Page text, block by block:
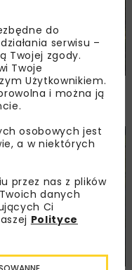
inwestycji
WIADOMOŚCI
do
serwisu –
Twojej zgody.
Twoje
Użytkownikiem.
i można ją
osobowych jest
a w niektórych
przez nas z plików
danych
Ci
Polityce